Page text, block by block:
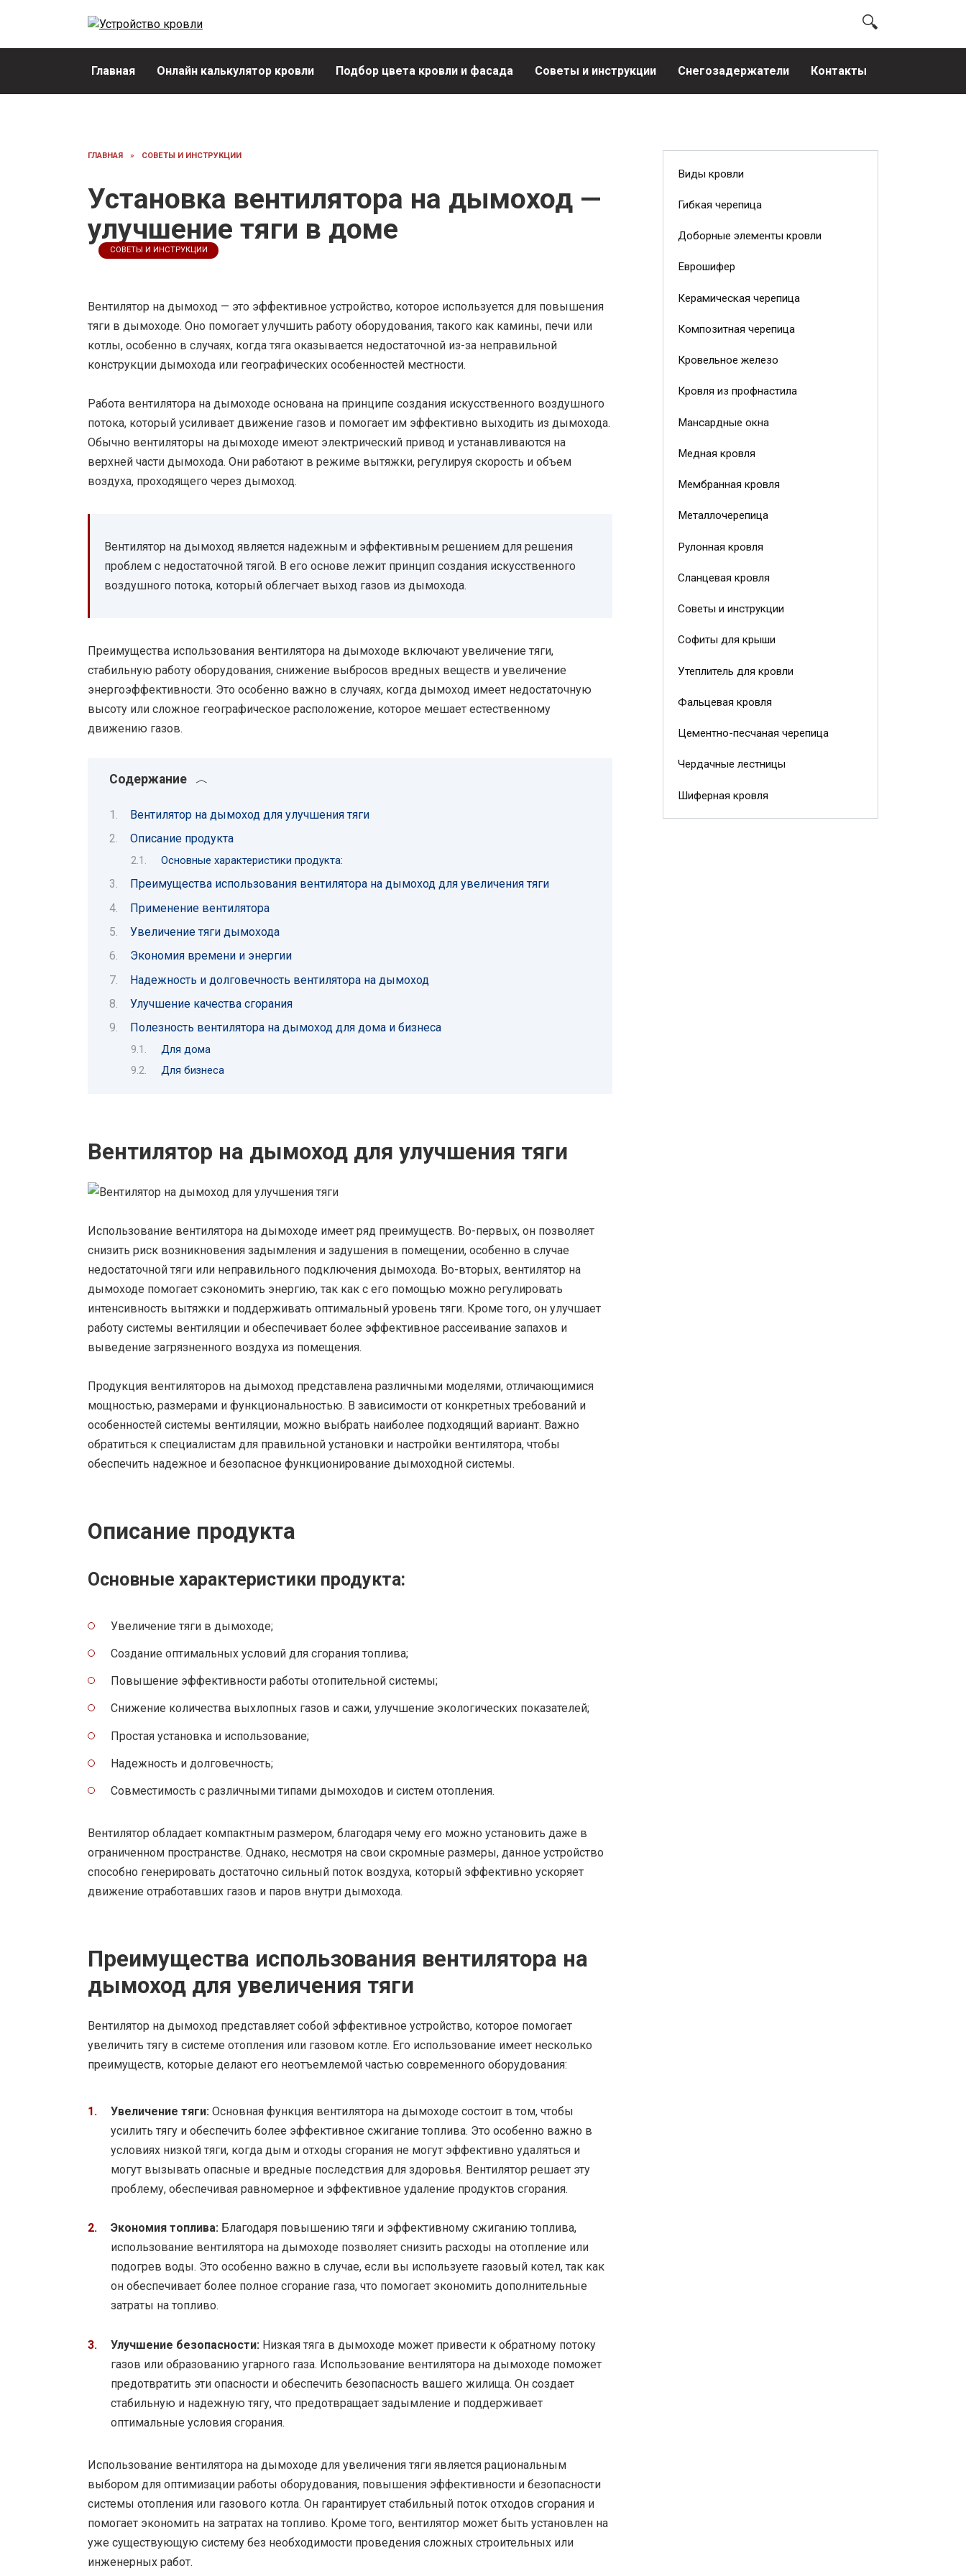
Главная Онлайн калькулятор кровли Подбор цвета кровли и фасада Советы и инструкции Снегозадержатели Контакты
ГЛАВНАЯ » СОВЕТЫ И ИНСТРУКЦИИ
Установка вентилятора на дымоход —
улучшение тяги в доме
СОВЕТЫ И ИНСТРУКЦИИ
Вентилятор на дымоход — это эффективное устройство, которое используется для повышения
тяги в дымоходе. Оно помогает улучшить работу оборудования, такого как камины, печи или
котлы, особенно в случаях, когда тяга оказывается недостаточной из-за неправильной
конструкции дымохода или географических особенностей местности.
Работа вентилятора на дымоходе основана на принципе создания искусственного воздушного
потока, который усиливает движение газов и помогает им эффективно выходить из дымохода.
Обычно вентиляторы на дымоходе имеют электрический привод и устанавливаются на
верхней части дымохода. Они работают в режиме вытяжки, регулируя скорость и объем
воздуха, проходящего через дымоход.
Вентилятор на дымоход является надежным и эффективным решением для решения
проблем с недостаточной тягой. В его основе лежит принцип создания искусственного
воздушного потока, который облегчает выход газов из дымохода.
Преимущества использования вентилятора на дымоходе включают увеличение тяги,
стабильную работу оборудования, снижение выбросов вредных веществ и увеличение
энергоэффективности. Это особенно важно в случаях, когда дымоход имеет недостаточную
высоту или сложное географическое расположение, которое мешает естественному
движению газов.
Содержание
Вентилятор на дымоход для улучшения тяги
Описание продукта
Основные характеристики продукта:
Преимущества использования вентилятора на дымоход для увеличения тяги
Применение вентилятора
Увеличение тяги дымохода
Экономия времени и энергии
Надежность и долговечность вентилятора на дымоход
Улучшение качества сгорания
Полезность вентилятора на дымоход для дома и бизнеса
Для дома
Для бизнеса
Вентилятор на дымоход для улучшения тяги
Использование вентилятора на дымоходе имеет ряд преимуществ. Во-первых, он позволяет
снизить риск возникновения задымления и задушения в помещении, особенно в случае
недостаточной тяги или неправильного подключения дымохода. Во-вторых, вентилятор на
дымоходе помогает сэкономить энергию, так как с его помощью можно регулировать
интенсивность вытяжки и поддерживать оптимальный уровень тяги. Кроме того, он улучшает
работу системы вентиляции и обеспечивает более эффективное рассеивание запахов и
выведение загрязненного воздуха из помещения.
Продукция вентиляторов на дымоход представлена различными моделями, отличающимися
мощностью, размерами и функциональностью. В зависимости от конкретных требований и
особенностей системы вентиляции, можно выбрать наиболее подходящий вариант. Важно
обратиться к специалистам для правильной установки и настройки вентилятора, чтобы
обеспечить надежное и безопасное функционирование дымоходной системы.
Описание продукта
Основные характеристики продукта:
Увеличение тяги в дымоходе;
Создание оптимальных условий для сгорания топлива;
Повышение эффективности работы отопительной системы;
Снижение количества выхлопных газов и сажи, улучшение экологических показателей;
Простая установка и использование;
Надежность и долговечность;
Совместимость с различными типами дымоходов и систем отопления.
Вентилятор обладает компактным размером, благодаря чему его можно установить даже в
ограниченном пространстве. Однако, несмотря на свои скромные размеры, данное устройство
способно генерировать достаточно сильный поток воздуха, который эффективно ускоряет
движение отработавших газов и паров внутри дымохода.
Преимущества использования вентилятора на
дымоход для увеличения тяги
Вентилятор на дымоход представляет собой эффективное устройство, которое помогает
увеличить тягу в системе отопления или газовом котле. Его использование имеет несколько
преимуществ, которые делают его неотъемлемой частью современного оборудования:
Увеличение тяги: Основная функция вентилятора на дымоходе состоит в том, чтобы
усилить тягу и обеспечить более эффективное сжигание топлива. Это особенно важно в
условиях низкой тяги, когда дым и отходы сгорания не могут эффективно удаляться и
могут вызывать опасные и вредные последствия для здоровья. Вентилятор решает эту
проблему, обеспечивая равномерное и эффективное удаление продуктов сгорания.
Экономия топлива: Благодаря повышению тяги и эффективному сжиганию топлива,
использование вентилятора на дымоходе позволяет снизить расходы на отопление или
подогрев воды. Это особенно важно в случае, если вы используете газовый котел, так как
он обеспечивает более полное сгорание газа, что помогает экономить дополнительные
затраты на топливо.
Улучшение безопасности: Низкая тяга в дымоходе может привести к обратному потоку
газов или образованию угарного газа. Использование вентилятора на дымоходе поможет
предотвратить эти опасности и обеспечить безопасность вашего жилища. Он создает
стабильную и надежную тягу, что предотвращает задымление и поддерживает
оптимальные условия сгорания.
Использование вентилятора на дымоходе для увеличения тяги является рациональным
выбором для оптимизации работы оборудования, повышения эффективности и безопасности
системы отопления или газового котла. Он гарантирует стабильный поток отходов сгорания и
помогает экономить на затратах на топливо. Кроме того, вентилятор может быть установлен на
уже существующую систему без необходимости проведения сложных строительных или
инженерных работ.
Виды кровли
Гибкая черепица
Доборные элементы кровли
Еврошифер
Керамическая черепица
Композитная черепица
Кровельное железо
Кровля из профнастила
Мансардные окна
Медная кровля
Мембранная кровля
Металлочерепица
Рулонная кровля
Сланцевая кровля
Советы и инструкции
Софиты для крыши
Утеплитель для кровли
Фальцевая кровля
Цементно-песчаная черепица
Чердачные лестницы
Шиферная кровля